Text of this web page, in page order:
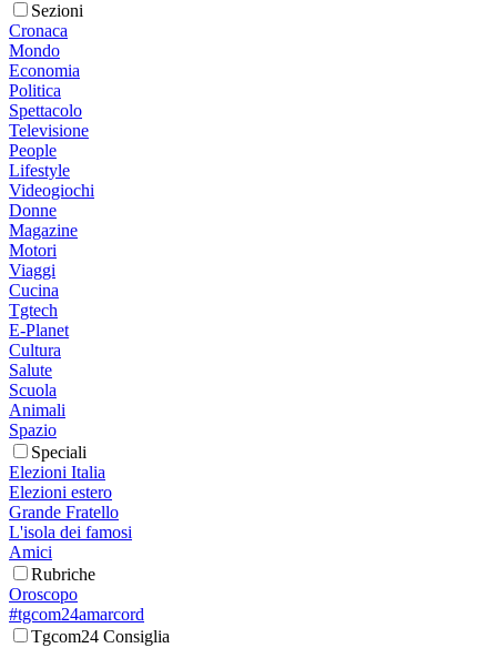
Sezioni
Cronaca
Mondo
Economia
Politica
Spettacolo
Televisione
People
Lifestyle
Videogiochi
Donne
Magazine
Motori
Viaggi
Cucina
Tgtech
E-Planet
Cultura
Salute
Scuola
Animali
Spazio
Speciali
Elezioni Italia
Elezioni estero
Grande Fratello
L'isola dei famosi
Amici
Rubriche
Oroscopo
#tgcom24amarcord
Tgcom24 Consiglia